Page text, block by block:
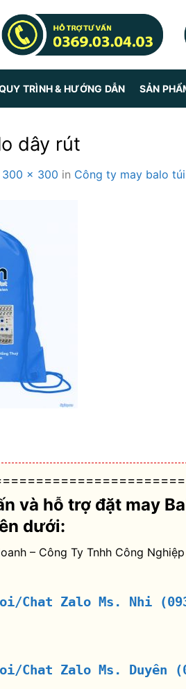
TRÌNH & HƯỚNG DẪN SẢN
dây rút
300 × 300 in Công ty may balo
và hỗ trợ đặt may
dưới:
– Công Ty Tnhh Công
Chat Zalo Ms. Nhi
Chat Zalo Ms. Duyên